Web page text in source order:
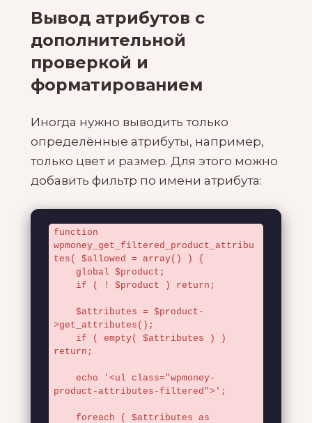
Вывод атрибутов с
дополнительной
проверкой и
форматированием
Иногда нужно выводить только
определённые атрибуты, например,
только цвет и размер. Для этого можно
добавить фильтр по имени атрибута:
function
wpmoney_get_filtered_product_attribu
tes( $allowed = array() ) {
>get_attributes();
return;
product-attributes-filtered">';